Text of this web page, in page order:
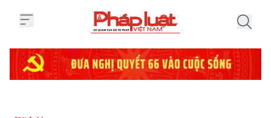
Trách nhiệm, uy tín nhà thầu công trình giao thông